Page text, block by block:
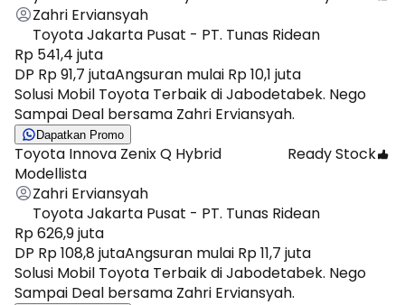
Zahri Erviansyah
Toyota Jakarta Pusat - PT. Tunas Ridean
Rp 541,4 juta
DP Rp 91,7 jutaAngsuran mulai Rp 10,1 juta
Solusi Mobil Toyota Terbaik di Jabodetabek. Nego
Sampai Deal bersama Zahri Erviansyah.
Dapatkan Promo
Toyota Innova Zenix Q Hybrid
Modellista
Ready Stock
Zahri Erviansyah
Toyota Jakarta Pusat - PT. Tunas Ridean
Rp 626,9 juta
DP Rp 108,8 jutaAngsuran mulai Rp 11,7 juta
Solusi Mobil Toyota Terbaik di Jabodetabek. Nego
Sampai Deal bersama Zahri Erviansyah.